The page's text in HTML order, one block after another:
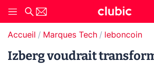
Accueil Marques Tech leboncoin
Izberg voudrait